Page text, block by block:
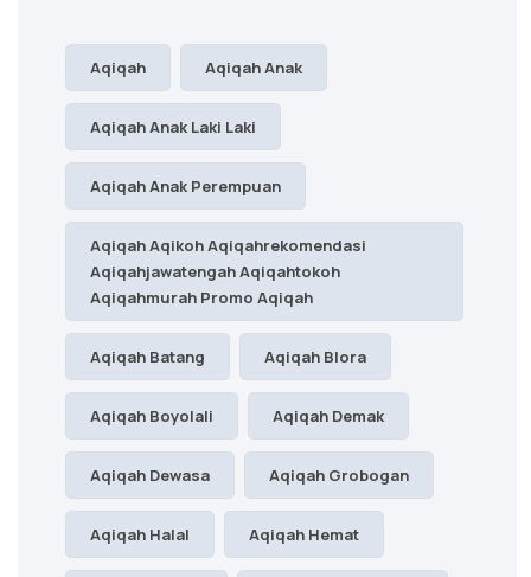
Aqiqah Aqiqah Anak
Aqiqah Anak Laki Laki
Aqiqah Anak Perempuan
Aqiqah Aqikoh Aqiqahrekomendasi
Aqiqahjawatengah Aqiqahtokoh
Aqiqahmurah Promo Aqiqah
Aqiqah Batang Aqiqah Blora
Aqiqah Boyolali Aqiqah Demak
Aqiqah Dewasa Aqiqah Grobogan
Aqiqah Halal Aqiqah Hemat